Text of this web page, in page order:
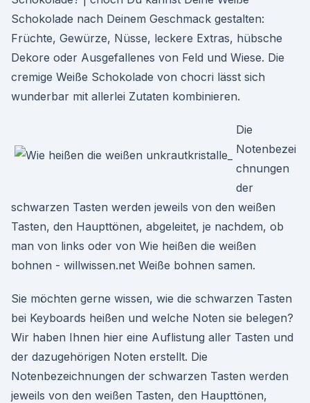
Schokolade nach Deinem Geschmack gestalten:
Früchte, Gewürze, Nüsse, leckere Extras, hübsche
Dekore oder Ausgefallenes von Feld und Wiese. Die
cremige Weiße Schokolade von chocri lässt sich
wunderbar mit allerlei Zutaten kombinieren.
Die
Notenbezei
chnungen
der
schwarzen Tasten werden jeweils von den weißen
Tasten, den Haupttönen, abgeleitet, je nachdem, ob
man von links oder von Wie heißen die weißen
bohnen - willwissen.net Weiße bohnen samen.
Sie möchten gerne wissen, wie die schwarzen Tasten
bei Keyboards heißen und welche Noten sie belegen?
Wir haben Ihnen hier eine Auflistung aller Tasten und
der dazugehörigen Noten erstellt. Die
Notenbezeichnungen der schwarzen Tasten werden
jeweils von den weißen Tasten, den Haupttönen,